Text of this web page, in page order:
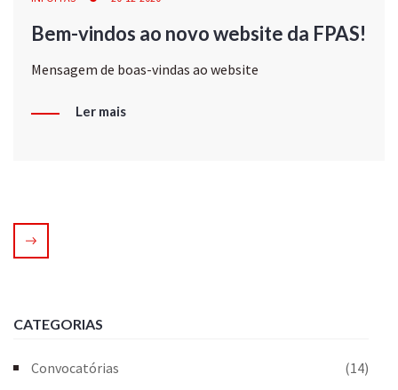
Bem-vindos ao novo website da FPAS!
Mensagem de boas-vindas ao website
Ler mais
CATEGORIAS
Convocatórias
(14)